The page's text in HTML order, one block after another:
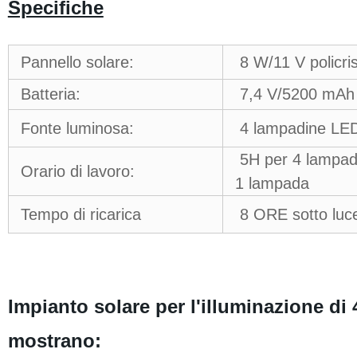
Specifiche
Pannello solare:
8 W/11 V
Batteria:
7,4 V/5200
Fonte luminosa:
4 lampadine
Orario di lavoro:
5H per 4
1 lampada
Tempo di ricarica
8 ORE sotto
Impianto solare per l'illuminazione di
mostrano: